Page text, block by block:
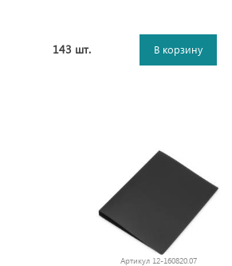
143 шт. В корзину
Артикул 12-160820.07